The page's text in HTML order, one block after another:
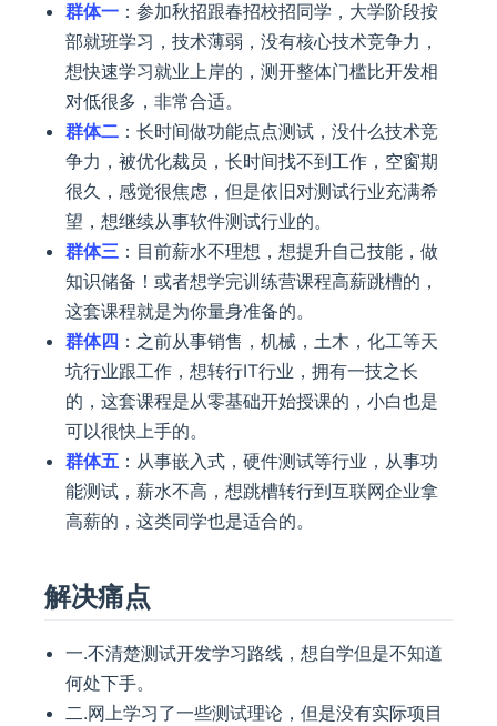
群体一 ：参加秋招跟春招校招同学，大学阶段按
部就班学习，技术薄弱，没有核心技术竞争力，
想快速学习就业上岸的，测开整体门槛比开发相
对低很多，非常合适。
群体二 ：长时间做功能点点测试，没什么技术竞
争力，被优化裁员，长时间找不到工作，空窗期
很久，感觉很焦虑，但是依旧对测试行业充满希
望，想继续从事软件测试行业的。
群体三 ：目前薪水不理想，想提升自己技能，做
知识储备！或者想学完训练营课程高薪跳槽的，
这套课程就是为你量身准备的。
群体四 ：之前从事销售，机械，土木，化工等天
坑行业跟工作，想转行IT行业，拥有一技之长
的，这套课程是从零基础开始授课的，小白也是
可以很快上手的。
群体五 ：从事嵌入式，硬件测试等行业，从事功
能测试，薪水不高，想跳槽转行到互联网企业拿
高薪的，这类同学也是适合的。
解决痛点
一.不清楚测试开发学习路线，想自学但是不知道
何处下手。
二.网上学习了一些测试理论，但是没有实际项目